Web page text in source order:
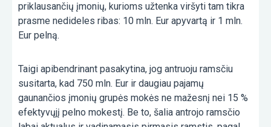
priklausančių įmonių, kurioms užtenka viršyti tam tikra
prasme nedideles ribas: 10 mln. Eur apyvartą ir 1 mln.
Eur pelną.
Taigi apibendrinant pasakytina, jog antruoju ramsčiu
susitarta, kad 750 mln. Eur ir daugiau pajamų
gaunančios įmonių grupės mokės ne mažesnį nei 15 %
efektyvųjį pelno mokestį. Be to, šalia antrojo ramsčio